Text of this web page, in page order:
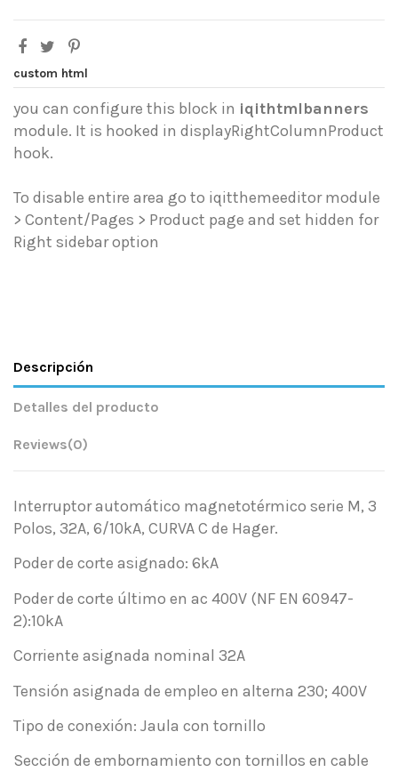
custom html
you can configure this block in iqithtmlbanners
module. It is hooked in displayRightColumnProduct
hook.
To disable entire area go to iqitthemeeditor module
> Content/Pages > Product page and set hidden for
Right sidebar option
Descripción
Detalles del producto
Reviews(0)
Interruptor automático magnetotérmico serie M, 3
Polos, 32A, 6/10kA, CURVA C de Hager.
Poder de corte asignado: 6kA
Poder de corte último en ac 400V (NF EN 60947-
2):10kA
Corriente asignada nominal 32A
Tensión asignada de empleo en alterna 230; 400V
Tipo de conexión: Jaula con tornillo
Sección de embornamiento con tornillos en cable